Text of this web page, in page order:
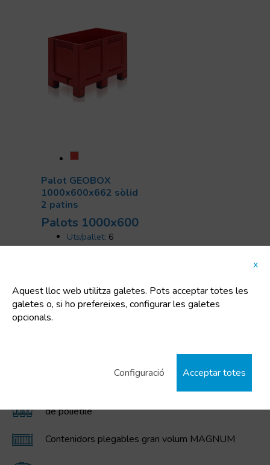
Palot GEOBOX
1000x600x662 sòlid
2 patins
Palots 1000x600
Uts/pallet: 6
Cubells de plàstic
de polietilè
Contenidors plegables gran volum MAGNUM
Aquest lloc web utilitza galetes. Pots acceptar totes les
galetes o, si ho prefereixes, configurar les galetes
opcionals.
x
Acceptar totes
Configuració